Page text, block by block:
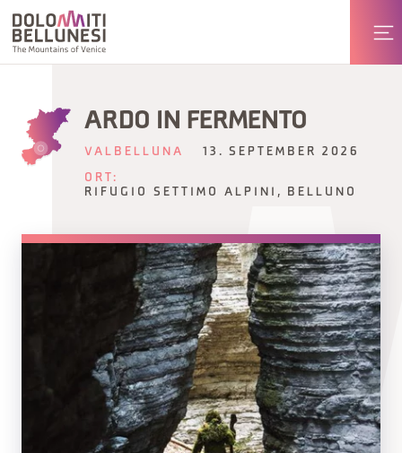
ARDO IN FERMENTO
VALBELLUNA 13. SEPTEMBER 2026
ORT:
RIFUGIO SETTIMO ALPINI, BELLUNO